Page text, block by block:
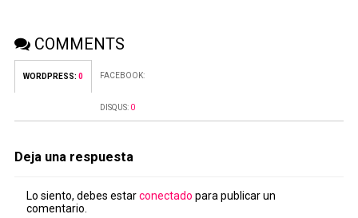
COMMENTS
WORDPRESS: 0 FACEBOOK:
DISQUS: 0
Deja una respuesta
Lo siento, debes estarconectado para publicar un
comentario.